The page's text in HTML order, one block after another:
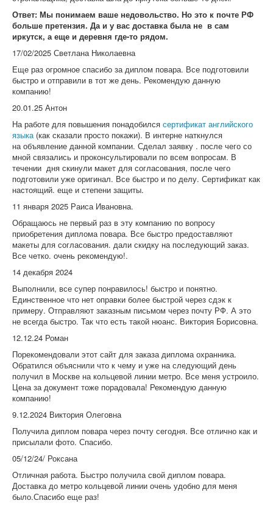
Ответ: Мы понимаем ваше недовольство. Но это к почте РФ
больше претензия. Да и у вас доставка была не в сам
иркутск, а еще и деревня где-то рядом.
17/02/2025 Светлана Николаевна
Еще раз огромное спасибо за диплом повара. Все подготовили
быстро и отправили в тот же день. Рекомендую данную
компанию!
20.01.25 Антон
На работе для повышения понадобился сертификат английского
языка(как сказали просто покажи). В интерне наткнулся
на объявление данной компании. Сделал заявку . после чего со
мной связались и проконсультировали по всем вопросам. В
течении дня скинули макет для согласования, после чего
подготовили уже оригинал. Все быстро и по делу. Сертификат как
настоящий. еще и степени защиты.
11 января 2025 Раиса Ивановна.
Обращаюсь не первый раз в эту компанию по вопросу
приобретения диплома повара. Все быстро предоставляют
макеты для согласования. дали скидку на последующий заказ.
Все четко. очень рекомендую!.
14 декабря 2024
Выполнили, все супер понравилось! быстро и понятно.
Единственное что нет оправки более быстрой через сдэк к
примеру. Отправляют заказным письмом через почту РФ. А это
не всегда быстро. Так что есть такой нюанс. Виктория Борисовна.
12.12.24 Роман
Порекомендовали этот сайт для заказа диплома охранника.
Обратился объяснили что к чему и уже на следующий день
получил в Москве на кольцевой линии метро. Все меня устроило.
Цена за документ тоже порадовала! Рекомендую данную
компанию!
9.12.2024 Виктория Олеговна
Получила диплом повара через почту сегодня. Все отлично как и
присылали фото. Спасибо.
05/12/24/ Роксана
Отличная работа. Быстро получила свой диплом повара.
Доставка до метро кольцевой линии очень удобно для меня
было.Спасибо еще раз!